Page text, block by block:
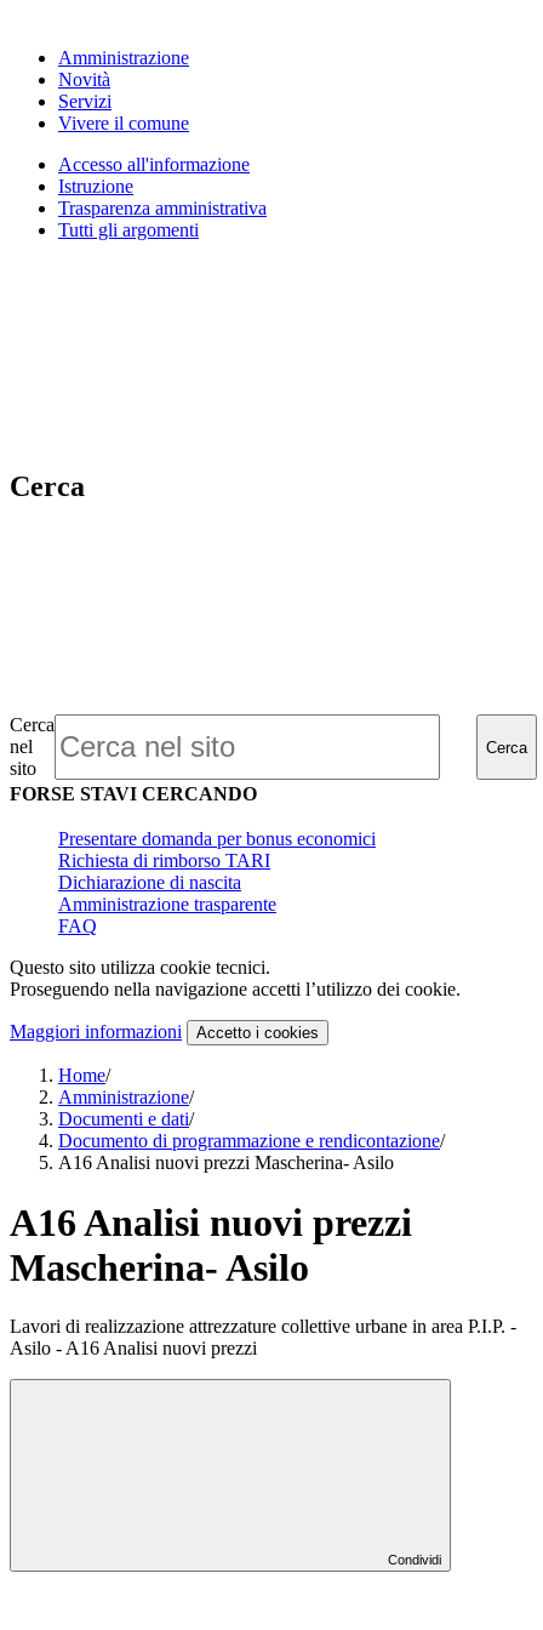
Amministrazione
Novità
Servizi
Vivere il comune
Accesso all'informazione
Istruzione
Trasparenza amministrativa
Tutti gli argomenti
Cerca
Cerca
nel
sito
Cerca
FORSE STAVI CERCANDO
Presentare domanda per bonus economici
Richiesta di rimborso TARI
Dichiarazione di nascita
Amministrazione trasparente
FAQ
Questo sito utilizza cookie tecnici.
Proseguendo nella navigazione accetti l’utilizzo dei cookie.
Maggiori informazioni Accetto i cookies
Home/
Amministrazione/
Documenti e dati/
Documento di programmazione e rendicontazione/
A16 Analisi nuovi prezzi Mascherina- Asilo
A16 Analisi nuovi prezzi
Mascherina- Asilo
Lavori di realizzazione attrezzature collettive urbane in area P.I.P. -
Asilo - A16 Analisi nuovi prezzi
Condividi